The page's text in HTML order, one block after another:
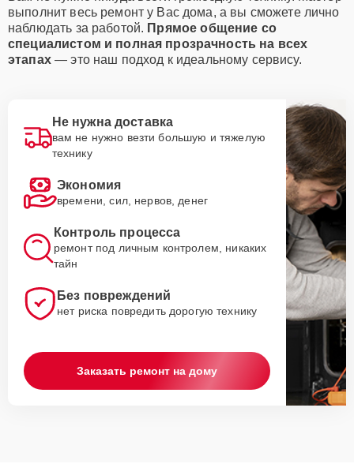
выполнит весь ремонт у Вас дома, а вы сможете лично
наблюдать за работой. Прямое общение со
специалистом и полная прозрачность на всех
этапах— это наш подход к идеальному сервису.
Не нужна доставка
вам не нужно везти большую и тяжелую
технику
Экономия
времени, сил, нервов, денег
Контроль процесса
ремонт под личным контролем, никаких
тайн
Без повреждений
нет риска повредить дорогую технику
Заказать ремонт на дому